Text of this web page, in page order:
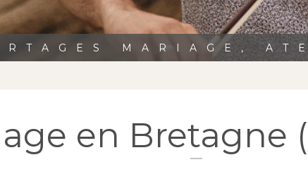
MARIAGE,
en Bretagne